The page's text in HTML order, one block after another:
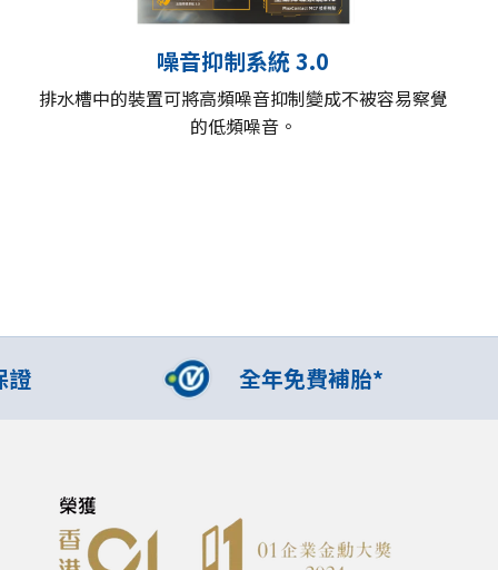
噪音抑制系統 3.0
排水槽中的裝置可將高頻噪音抑制變成不被容易察覺
的低頻噪音。
證 全年免費補胎*